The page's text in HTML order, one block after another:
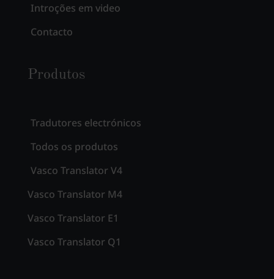
Introções em video
Contacto
Produtos
Tradutores electrónicos
Todos os produtos
Vasco Translator V4
Vasco Translator M4
Vasco Translator E1
Vasco Translator Q1